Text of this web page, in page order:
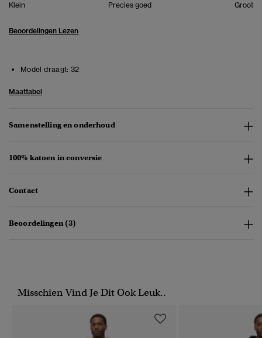
Klein Precies goed Groot
Beoordelingen Lezen
Model draagt: 32
Maattabel
Samenstelling en onderhoud
100% katoen in conversie
Contact
Beoordelingen (3)
Misschien Vind Je Dit Ook Leuk..